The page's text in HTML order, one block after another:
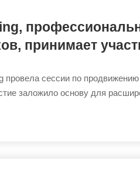
принимает
провела сессии по
заложило основу для